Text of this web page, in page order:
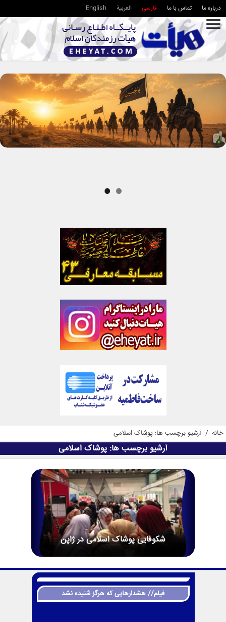
درباره ما تماس با ما فارسی العربية English
خانه / آرشیو برچسب ها: پوشاک اسلامی
آرشیو برچسب ها: پوشاک اسلامی
شکوفایی پوشاک اسلامی در ژاپن
فیلم// هشدارهایی که هرگز شنیده نشد